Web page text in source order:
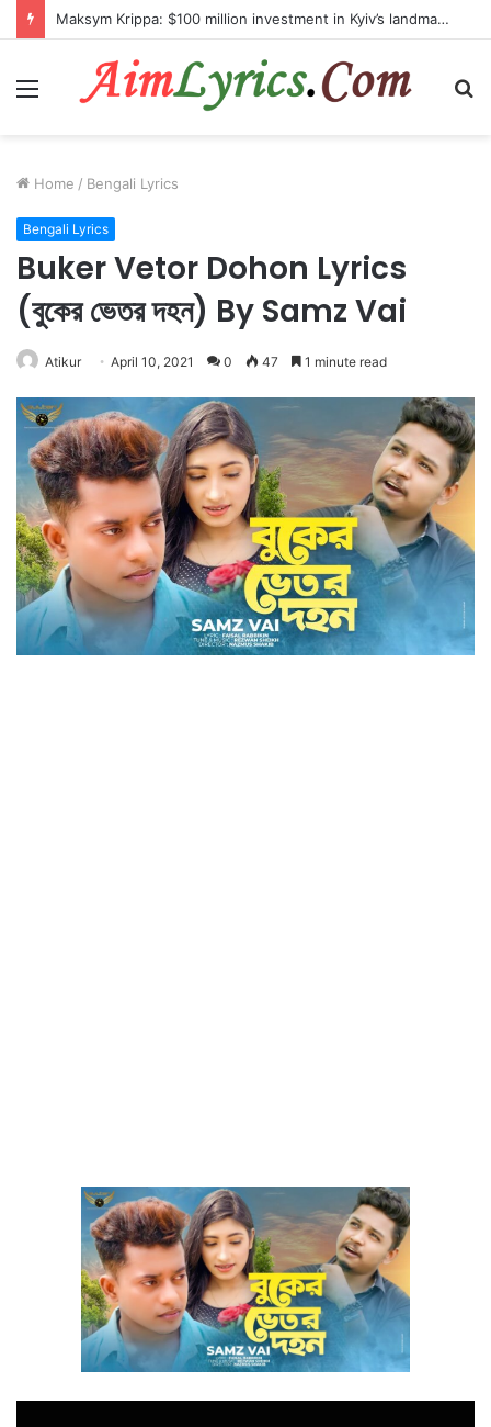
Maksym Krippa: $100 million investment in Kyiv’s landmark properties
Menu
Home / Bengali Lyrics
Bengali Lyrics
Buker Vetor Dohon Lyrics
(বুকের ভেতর দহন) By Samz Vai
Atikur April 10, 2021 0 47 1 minute read